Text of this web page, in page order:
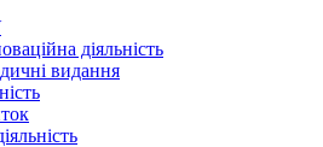
діяльність
видання